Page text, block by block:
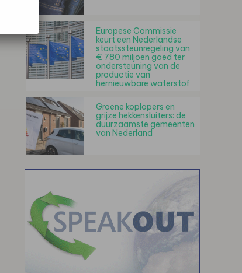
Europese Commissie
keurt een Nederlandse
staatssteunregeling van
€ 780 miljoen goed ter
ondersteuning van de
productie van
hernieuwbare waterstof
Groene koplopers en
grijze hekkensluiters: de
duurzaamste gemeenten
van Nederland